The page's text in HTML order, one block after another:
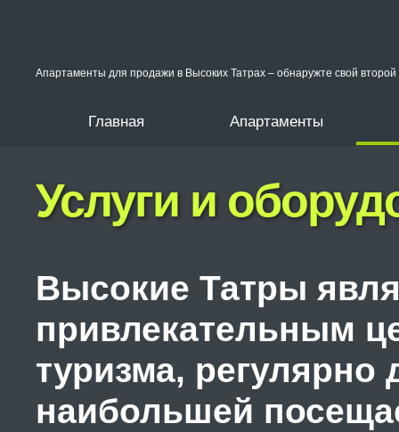
Услуги и
Высокие Татры
привлекательным
туризма, регулярно
наибольшей
Апартаменты для продажи в Высоких Татрах – обнаружте свой второй
Главная Апартаменты